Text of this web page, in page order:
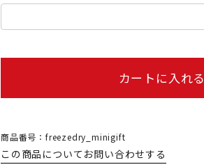
カートに入れる
商品番号：freezedry_minigift
この商品についてお問い合わせする